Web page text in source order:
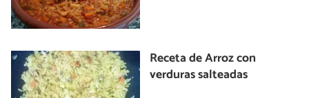
Receta de Arroz con
verduras salteadas